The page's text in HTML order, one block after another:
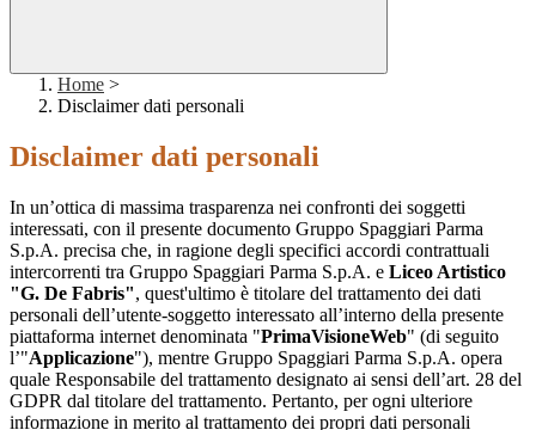
Home >
Disclaimer dati personali
Disclaimer dati personali
In un’ottica di massima trasparenza nei confronti dei soggetti
interessati, con il presente documento Gruppo Spaggiari Parma
S.p.A. precisa che, in ragione degli specifici accordi contrattuali
intercorrenti tra Gruppo Spaggiari Parma S.p.A. e Liceo Artistico
"G. De Fabris", quest'ultimo è titolare del trattamento dei dati
personali dell’utente-soggetto interessato all’interno della presente
piattaforma internet denominata "PrimaVisioneWeb" (di seguito
l’"Applicazione"), mentre Gruppo Spaggiari Parma S.p.A. opera
quale Responsabile del trattamento designato ai sensi dell’art. 28 del
GDPR dal titolare del trattamento. Pertanto, per ogni ulteriore
informazione in merito al trattamento dei propri dati personali